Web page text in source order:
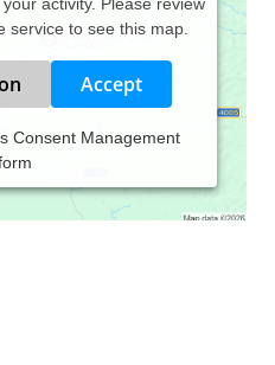
activity. Please review
service to see this map.
Accept
Consent Management
zählt der Mensch. Ich